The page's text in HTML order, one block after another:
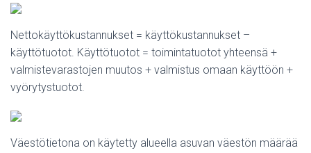
Nettokäyttökustannukset = käyttökustannukset –
käyttötuotot. Käyttötuotot = toimintatuotot yhteensä +
valmistevarastojen muutos + valmistus omaan käyttöön +
vyörytystuotot.
Väestötietona on käytetty alueella asuvan väestön määrää